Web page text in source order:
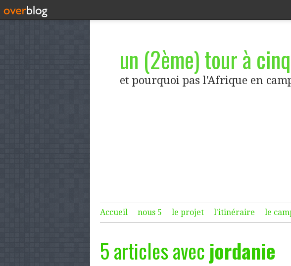
un (2ème) tour à
et pourquoi pas l'Afrique en
Accueil nous 5 le projet l'itinéraire le
5 articles avec jordanie